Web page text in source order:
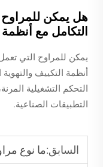
التكامل مع أنظمة
أنظمة التكييف
التحكم التشغيلية
التطبيقات الصناعية.
السابق:ما نوع